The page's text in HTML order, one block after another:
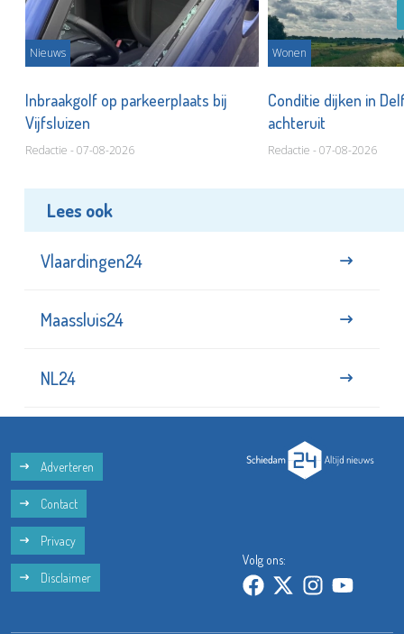
Nieuws
Inbraakgolf op parkeerplaats bij
Vijfsluizen
Redactie - 07-08-2026
Wonen
Conditie dijken in
achteruit
Redactie - 07-08-2026
Lees ook
Vlaardingen24
Maassluis24
NL24
Adverteren
Contact
Privacy
Disclaimer
Volg ons: